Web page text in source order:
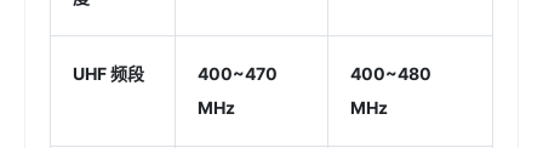
UHF 频段
400~470
MHz
400~480
MHz